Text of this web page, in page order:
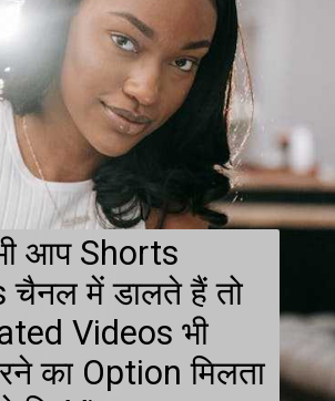
आप Shorts
चैनल में डालते हैं तो
Videos भी
का Option मिलता